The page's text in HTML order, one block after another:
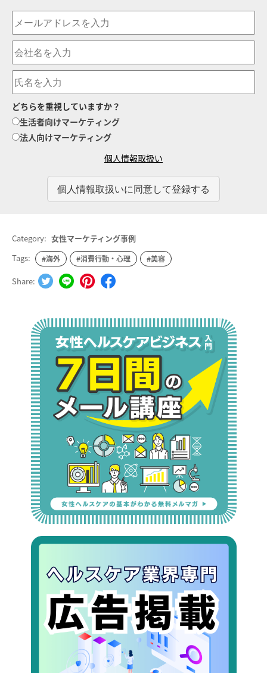
どちらを重視していますか？
生活者向けマーケティング
法人向けマーケティング
個人情報取扱い
Category: 女性マーケティング事例
Tags:
#海外 #消費行動・心理 #美容
Share: